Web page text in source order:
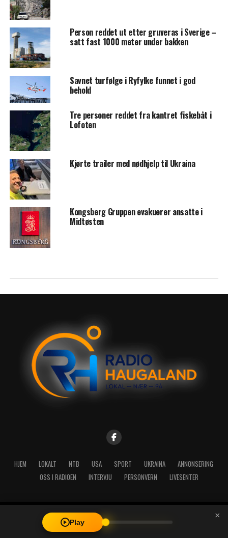
Person reddet ut etter gruveras i Sverige –
satt fast 1000 meter under bakken
Savnet turfølge i Ryfylke funnet i god
behold
Tre personer reddet fra kantret fiskebåt i
Lofoten
Kjørte trailer med nødhjelp til Ukraina
Kongsberg Gruppen evakuerer ansatte i
Midtøsten
HJEM LOKALT NTB USA SPORT UKRAINA
ANNONSERING
OSS I RADIOEN
INTERVJU PERSONVERN LIVESENTER
Copyright © 2026 A-Media AS | Radio Haugaland - Haraldsgata 114,
5527 Haugesund - Mail: post@radioh.no - Telefon: 52717273
Play
×